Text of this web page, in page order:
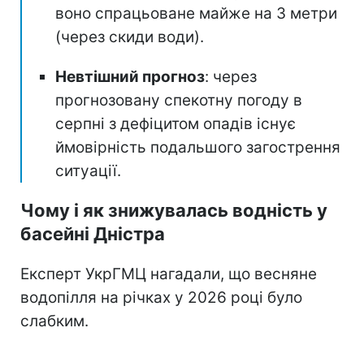
воно спрацьоване майже на 3 метри
(через скиди води).
Невтішний прогноз: через
прогнозовану спекотну погоду в
серпні з дефіцитом опадів існує
ймовірність подальшого загострення
ситуації.
Чому і як знижувалась водність у
басейні Дністра
Експерт УкрГМЦ нагадали, що весняне
водопілля на річках у 2026 році було
слабким.